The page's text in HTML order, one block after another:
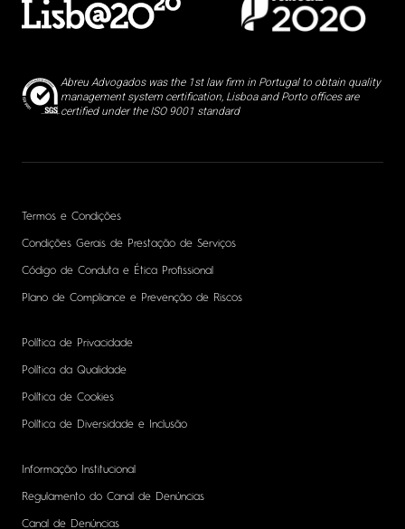
Abreu Advogados was the 1st law firm in Portugal to obtain quality
management system certification, Lisboa and Porto offices are
certified under the ISO 9001 standard
Termos e Condições
Condições Gerais de Prestação de Serviços
Código de Conduta e Ética Profissional
Plano de Compliance e Prevenção de Riscos
Política de Privacidade
Política da Qualidade
Política de Cookies
Política de Diversidade e Inclusão
Informação Institucional
Regulamento do Canal de Denúncias
Canal de Denúncias